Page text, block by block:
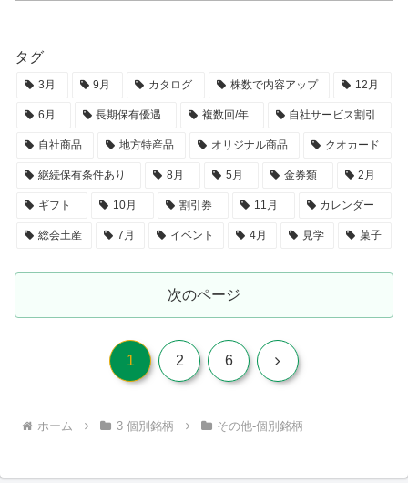
タグ
3月 9月 カタログ 株数で内容アップ 12月
6月 長期保有優遇 複数回/年 自社サービス割引
自社商品 地方特産品 オリジナル商品 クオカード
継続保有条件あり 8月 5月 金券類 2月
ギフト 10月 割引券 11月 カレンダー
総会土産 7月 イベント 4月 見学 菓子
次のページ
1 2 6 次
ホーム 3 個別銘柄 その他-個別銘柄